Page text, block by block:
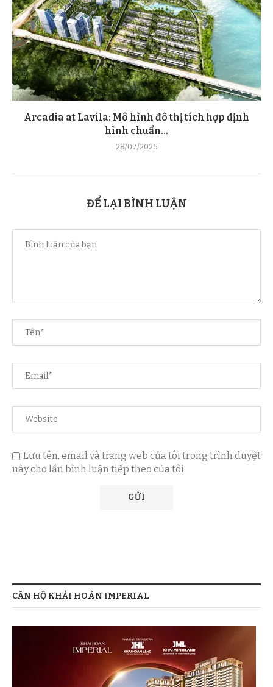
Arcadia at Lavila: Mô hình đô thị tích hợp định
hình chuẩn...
28/07/2026
ĐỂ LẠI BÌNH LUẬN
Lưu tên, email và trang web của tôi trong trình duyệt
này cho lần bình luận tiếp theo của tôi.
CĂN HỘ KHẢI HOÀN IMPERIAL